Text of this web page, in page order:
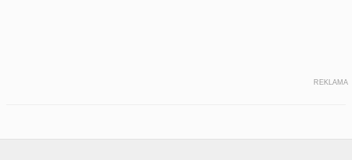
REKLAMA